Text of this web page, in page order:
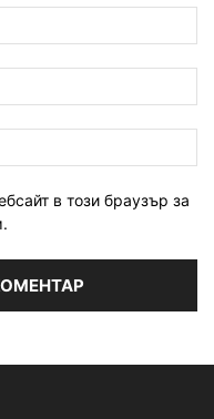
в този браузър за